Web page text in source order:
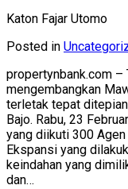
Katon Fajar Utomo
Posted in
propertynbank.com
mengembangkan
terletak tepat
Bajo. Rabu, 23
yang diikuti 300
Ekspansi yang
keindahan yang
dan…